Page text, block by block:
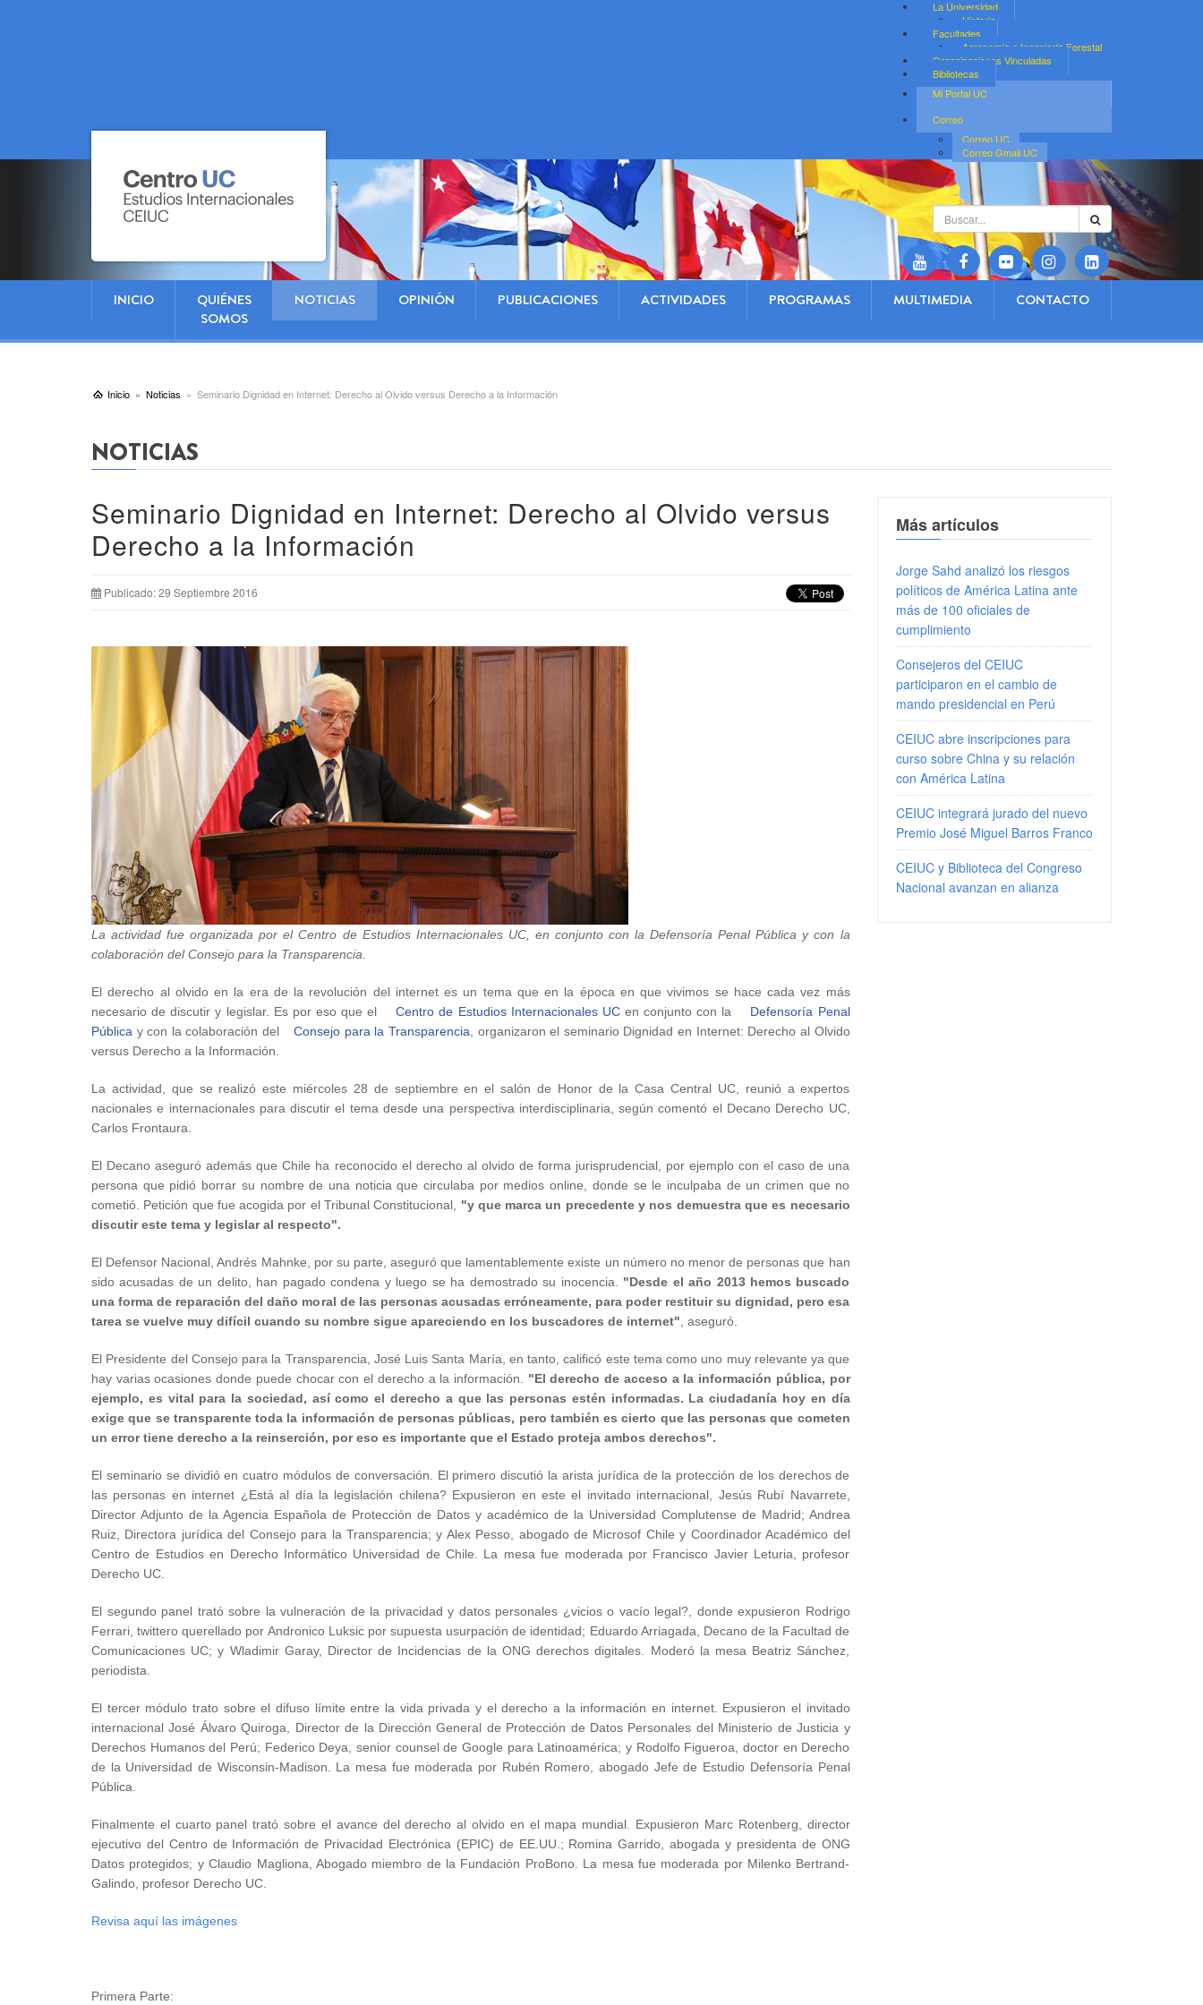
La Universidad
Historia
Facultades
Agronomía e Ingeniería Forestal
Organizaciones Vinculadas
Bibliotecas
Mi Portal UC
Correo
Correo UC
Correo Gmail UC
Buscar...
INICIO
QUIÉNES
SOMOS
NOTICIAS OPINIÓN PUBLICACIONES ACTIVIDADES PROGRAMAS MULTIMEDIA CONTACTO
Inicio Noticias Seminario Dignidad en Internet: Derecho al Olvido versus Derecho a la Información
NOTICIAS
Seminario Dignidad en Internet: Derecho al Olvido versus
Derecho a la Información
Publicado: 29 Septiembre 2016
La actividad fue organizada por el Centro de Estudios Internacionales UC, en conjunto con la Defensoría Penal Pública y con la
colaboración del Consejo para la Transparencia.
El derecho al olvido en la era de la revolución del internet es un tema que en la época en que vivimos se hace cada vez más
necesario de discutir y legislar. Es por eso que el
Centro de Estudios Internacionales UCen conjunto con la
Defensoría Penal
Pública y con la colaboración del Consejo para la Transparencia , organizaron el seminario Dignidad en Internet: Derecho al Olvido
versus Derecho a la Información.
La actividad, que se realizó este miércoles 28 de septiembre en el salón de Honor de la Casa Central UC, reunió a expertos
nacionales e internacionales para discutir el tema desde una perspectiva interdisciplinaria, según comentó el Decano Derecho UC,
Carlos Frontaura.
El Decano aseguró además que Chile ha reconocido el derecho al olvido de forma jurisprudencial, por ejemplo con el caso de una
persona que pidió borrar su nombre de una noticia que circulaba por medios online, donde se le inculpaba de un crimen que no
cometió. Petición que fue acogida por el Tribunal Constitucional, "y que marca un precedente y nos demuestra que es necesario
discutir este tema y legislar al respecto".
El Defensor Nacional, Andrés Mahnke, por su parte, aseguró que lamentablemente existe un número no menor de personas que han
sido acusadas de un delito, han pagado condena y luego se ha demostrado su inocencia. "Desde el año 2013 hemos buscado
una forma de reparación del daño moral de las personas acusadas erróneamente, para poder restituir su dignidad, pero esa
tarea se vuelve muy difícil cuando su nombre sigue apareciendo en los buscadores de internet" , aseguró.
El Presidente del Consejo para la Transparencia, José Luis Santa María, en tanto, calificó este tema como uno muy relevante ya que
hay varias ocasiones donde puede chocar con el derecho a la información.
"El derecho de acceso a la información pública, por
ejemplo, es vital para la sociedad, así como el derecho a que las personas estén informadas. La ciudadanía hoy en día
exige que se transparente toda la información de personas públicas, pero también es cierto que las personas que cometen
un error tiene derecho a la reinserción, por eso es importante que el Estado proteja ambos derechos".
El seminario se dividió en cuatro módulos de conversación. El primero discutió la arista jurídica de la protección de los derechos de
las personas en internet ¿Está al día la legislación chilena? Expusieron en este el invitado internacional, Jesús Rubí Navarrete,
Director Adjunto de la Agencia Española de Protección de Datos y académico de la Universidad Complutense de Madrid; Andrea
Ruiz, Directora jurídica del Consejo para la Transparencia; y Alex Pesso, abogado de Microsof Chile y Coordinador Académico del
Centro de Estudios en Derecho Informático Universidad de Chile. La mesa fue moderada por Francisco Javier Leturia, profesor
Derecho UC.
El segundo panel trató sobre la vulneración de la privacidad y datos personales ¿vicios o vacío legal?, donde expusieron Rodrigo
Ferrari, twittero querellado por Andronico Luksic por supuesta usurpación de identidad; Eduardo Arriagada, Decano de la Facultad de
Comunicaciones UC; y Wladimir Garay, Director de Incidencias de la ONG derechos digitales. Moderó la mesa Beatriz Sánchez,
periodista.
El tercer módulo trato sobre el difuso límite entre la vida privada y el derecho a la información en internet. Expusieron el invitado
internacional José Álvaro Quiroga, Director de la Dirección General de Protección de Datos Personales del Ministerio de Justicia y
Derechos Humanos del Perú; Federico Deya, senior counsel de Google para Latinoamérica; y Rodolfo Figueroa, doctor en Derecho
de la Universidad de Wisconsin-Madison. La mesa fue moderada por Rubén Romero, abogado Jefe de Estudio Defensoría Penal
Pública.
Finalmente el cuarto panel trató sobre el avance del derecho al olvido en el mapa mundial. Expusieron Marc Rotenberg, director
ejecutivo del Centro de Información de Privacidad Electrónica (EPIC) de EE.UU.; Romina Garrido, abogada y presidenta de ONG
Datos protegidos; y Claudio Magliona, Abogado miembro de la Fundación ProBono. La mesa fue moderada por Milenko Bertrand-
Galindo, profesor Derecho UC.
Revisa aquí las imágenes
Primera Parte:
Más artículos
Jorge Sahd analizó los riesgos
políticos de América Latina ante
más de 100 oficiales de
cumplimiento
Consejeros del CEIUC
participaron en el cambio de
mando presidencial en Perú
CEIUC abre inscripciones para
curso sobre China y su relación
con América Latina
CEIUC integrará jurado del nuevo
Premio José Miguel Barros Franco
CEIUC y Biblioteca del Congreso
Nacional avanzan en alianza